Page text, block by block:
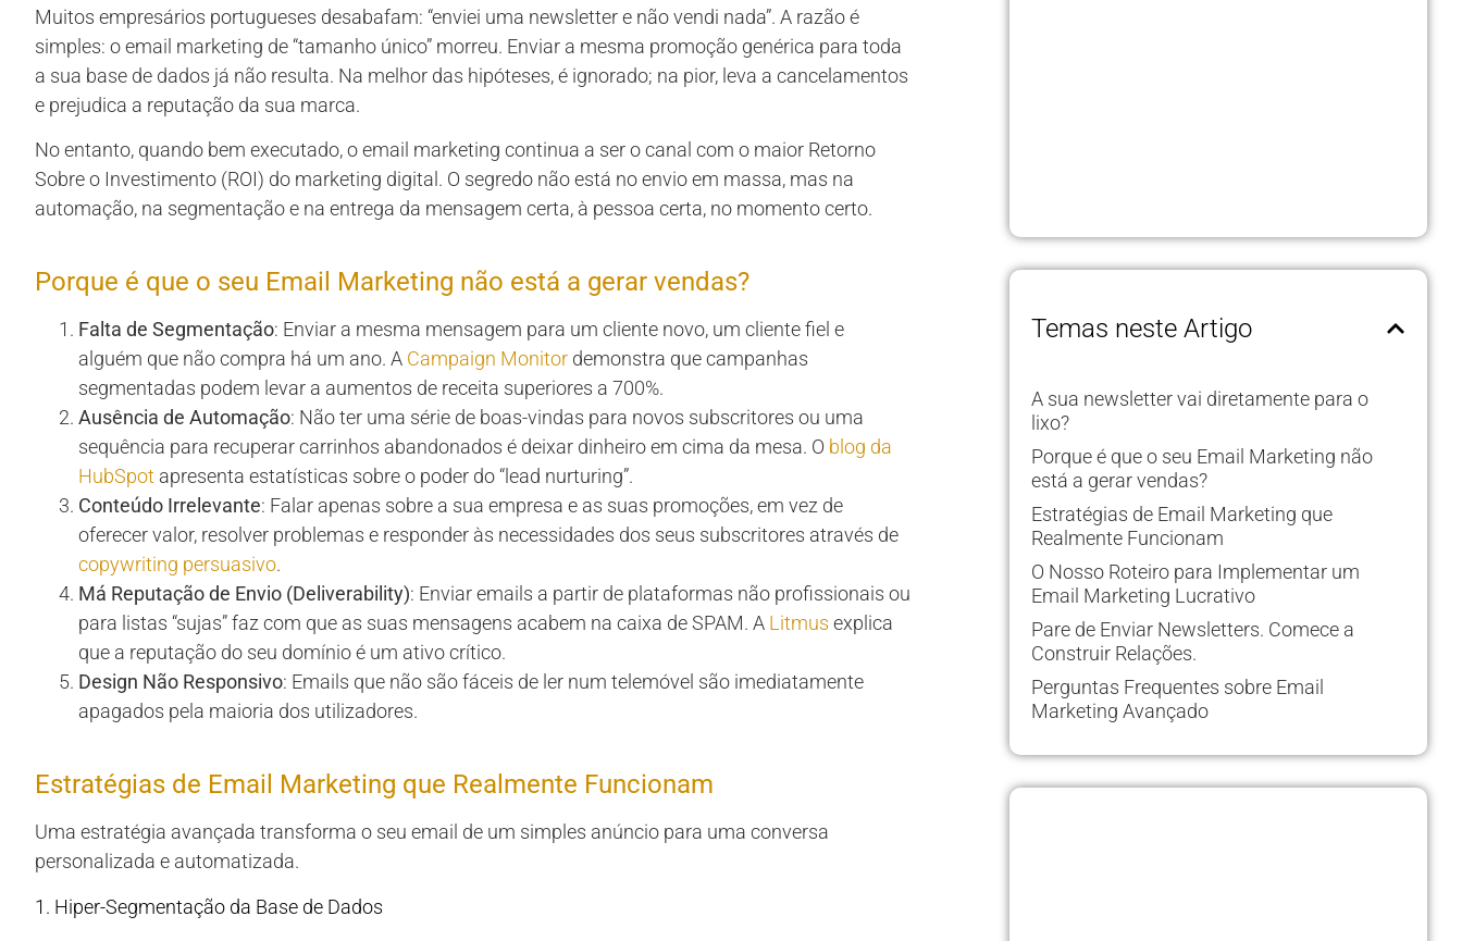
Muitos empresários portugueses desabafam: “enviei uma newsletter e não vendi nada”. A razão é
simples: o email marketing de “tamanho único” morreu. Enviar a mesma promoção genérica para toda
a sua base de dados já não resulta. Na melhor das hipóteses, é ignorado; na pior, leva a cancelamentos
e prejudica a reputação da sua marca.
No entanto, quando bem executado, o email marketing continua a ser o canal com o maior Retorno
Sobre o Investimento (ROI) do marketing digital. O segredo não está no envio em massa, mas na
automação, na segmentação e na entrega da mensagem certa, à pessoa certa, no momento certo.
Porque é que o seu Email Marketing não está a gerar vendas?
Falta de Segmentação: Enviar a mesma mensagem para um cliente novo, um cliente fiel e
alguém que não compra há um ano. A Campaign Monitor demonstra que campanhas
segmentadas podem levar a aumentos de receita superiores a 700%.
Ausência de Automação: Não ter uma série de boas-vindas para novos subscritores ou uma
sequência para recuperar carrinhos abandonados é deixar dinheiro em cima da mesa. O blog da
HubSpot apresenta estatísticas sobre o poder do “lead nurturing”.
Conteúdo Irrelevante: Falar apenas sobre a sua empresa e as suas promoções, em vez de
oferecer valor, resolver problemas e responder às necessidades dos seus subscritores através de
copywriting persuasivo.
Má Reputação de Envio (Deliverability): Enviar emails a partir de plataformas não profissionais ou
para listas “sujas” faz com que as suas mensagens acabem na caixa de SPAM. A Litmus explica
que a reputação do seu domínio é um ativo crítico.
Design Não Responsivo: Emails que não são fáceis de ler num telemóvel são imediatamente
apagados pela maioria dos utilizadores.
Estratégias de Email Marketing que Realmente Funcionam
Uma estratégia avançada transforma o seu email de um simples anúncio para uma conversa
personalizada e automatizada.
1. Hiper-Segmentação da Base de Dados
Temas neste Artigo
A sua newsletter vai diretamente para o
lixo?
Porque é que o seu Email Marketing não
está a gerar vendas?
Estratégias de Email Marketing que
Realmente Funcionam
O Nosso Roteiro para Implementar um
Email Marketing Lucrativo
Pare de Enviar Newsletters. Comece a
Construir Relações.
Perguntas Frequentes sobre Email
Marketing Avançado